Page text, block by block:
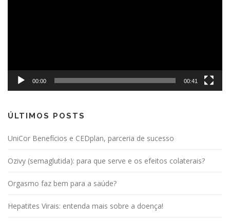
00:00 00:41
ÚLTIMOS POSTS
UniCor Benefícios e CEDplan, parceria de sucesso
Ozivy (semaglutida): para que serve e os efeitos colaterais?
Orgasmo faz bem para a saúde?
Hepatites Virais: entenda mais sobre a doença!